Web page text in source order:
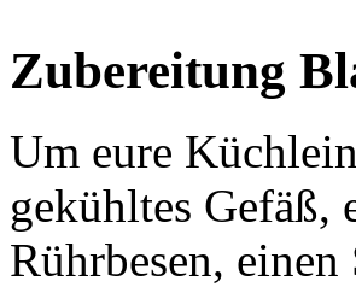
Zubereitung
Um eure
gekühltes Gefäß,
Rührbesen,